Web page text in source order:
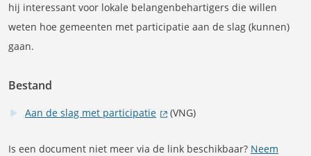
hij interessant voor lokale belangenbehartigers die willen
weten hoe gemeenten met participatie aan de slag (kunnen)
gaan.
Bestand
Aan de slag met participatie (VNG)
Is een document niet meer via de link beschikbaar? Neem